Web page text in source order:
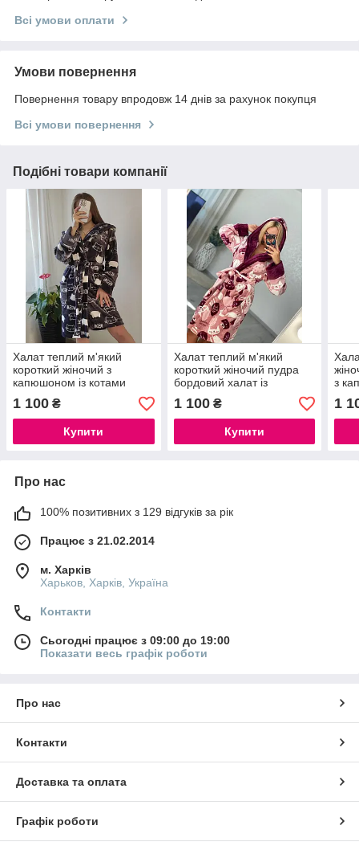
Всі умови оплати
Умови повернення
Повернення товару впродовж 14 днів за рахунок покупця
Всі умови повернення
Подібні товари компанії
Халат теплий м'який
короткий жіночий з
капюшоном із котами
1 100 ₴
Купити
Халат теплий м'який
короткий жіночий пудра
бордовий халат із
1 100₴
Купити
з
1
Про нас
100% позитивних з 129 відгуків за рік
Працює з 21.02.2014
м. Харків
Харьков, Харків, Україна
Контакти
Сьогодні працює з 09:00 до 19:00
Показати весь графік роботи
Про нас
Контакти
Доставка та оплата
Графік роботи